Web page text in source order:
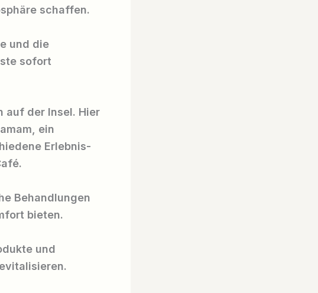
schaffen.
und die
sofort
auf der Insel. Hier
ein
Erlebnis-
Behandlungen
bieten.
und